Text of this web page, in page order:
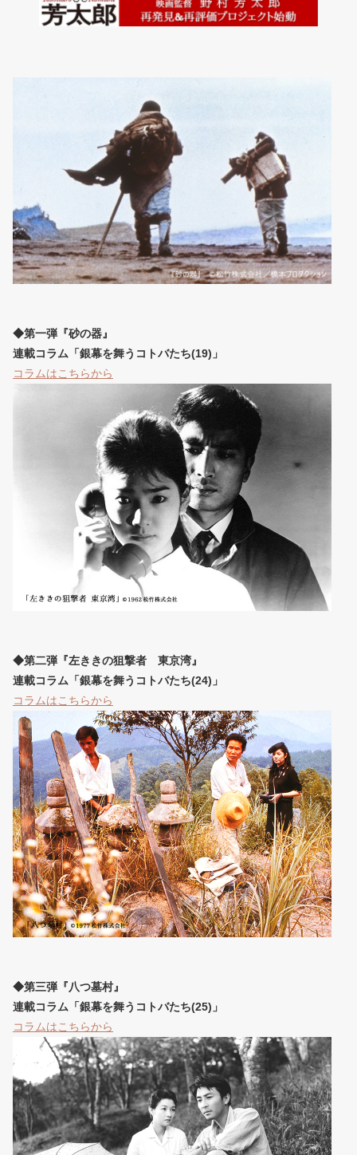
◆第一弾『砂の器』
連載コラム「銀幕を舞うコトバたち(19)」
コラムはこちらから
◆第二弾『左ききの狙撃者 東京湾』
連載コラム「銀幕を舞うコトバたち(24)」
コラムはこちらから
◆第三弾『八つ墓村』
連載コラム「銀幕を舞うコトバたち(25)」
コラムはこちらから